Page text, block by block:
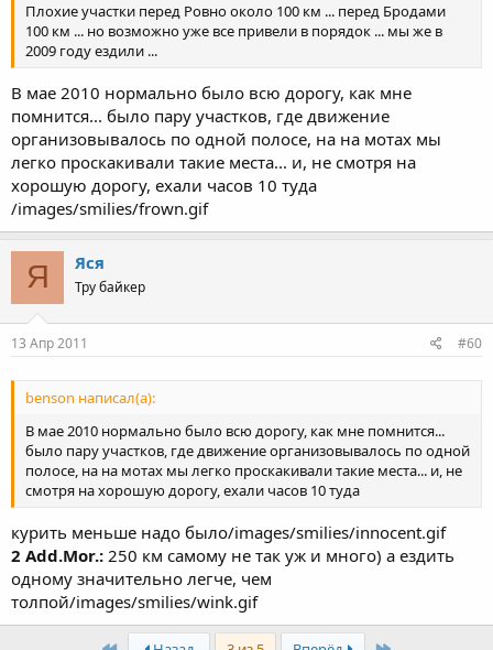
Плохие участки перед Ровно около 100 км ... перед Бродами
100 км ... но возможно уже все привели в порядок ... мы же в
2009 году ездили ...
В мае 2010 нормально было всю дорогу, как мне
помнится... было пару участков, где движение
организовывалось по одной полосе, на на мотах мы
легко проскакивали такие места... и, не смотря на
хорошую дорогу, ехали часов 10 туда
/images/smilies/frown.gif
Я Яся
Тру байкер
13 Апр 2011 #60
benson написал(а):
В мае 2010 нормально было всю дорогу, как мне помнится...
было пару участков, где движение организовывалось по одной
полосе, на на мотах мы легко проскакивали такие места... и, не
смотря на хорошую дорогу, ехали часов 10 туда
курить меньше надо было/images/smilies/innocent.gif
2 Add.Mor.: 250 км самому не так уж и много) а ездить
одному значительно легче, чем
толпой/images/smilies/wink.gif